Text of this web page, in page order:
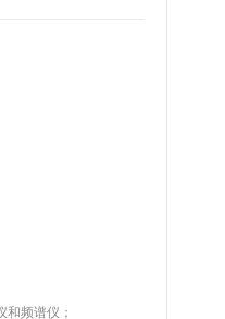
频谱仪；